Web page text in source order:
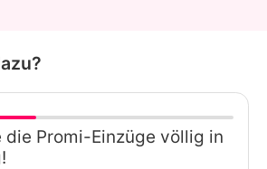
die Promi-Einzüge völlig in